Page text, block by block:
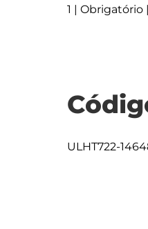
1 |
ULHT722-